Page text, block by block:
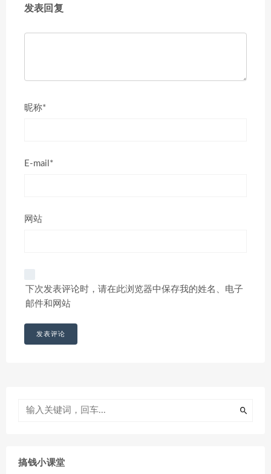
发表回复
昵称*
E-mail*
网站
下次发表评论时，请在此浏览器中保存我的姓名、电子
邮件和网站
搞钱小课堂